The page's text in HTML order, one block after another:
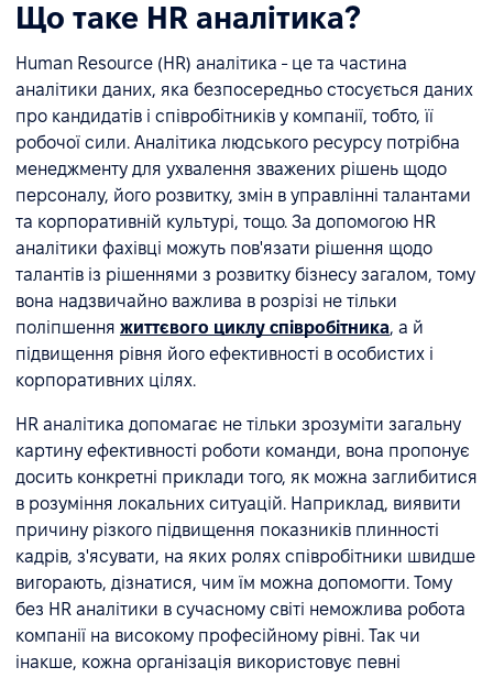
Що таке HR аналітика?
Human Resource (HR) аналітика - це та частина
аналітики даних, яка безпосередньо стосується даних
про кандидатів і співробітників у компанії, тобто, її
робочої сили. Аналітика людського ресурсу потрібна
менеджменту для ухвалення зважених рішень щодо
персоналу, його розвитку, змін в управлінні талантами
та корпоративній культурі, тощо. За допомогою HR
аналітики фахівці можуть пов'язати рішення щодо
талантів із рішеннями з розвитку бізнесу загалом, тому
вона надзвичайно важлива в розрізі не тільки
поліпшення життєвого циклу співробітника, а й
підвищення рівня його ефективності в особистих і
корпоративних цілях.
HR аналітика допомагає не тільки зрозуміти загальну
картину ефективності роботи команди, вона пропонує
досить конкретні приклади того, як можна заглибитися
в розуміння локальних ситуацій. Наприклад, виявити
причину різкого підвищення показників плинності
кадрів, з'ясувати, на яких ролях співробітники швидше
вигорають, дізнатися, чим їм можна допомогти. Тому
без HR аналітики в сучасному світі неможлива робота
компанії на високому професійному рівні. Так чи
інакше, кожна організація використовує певні